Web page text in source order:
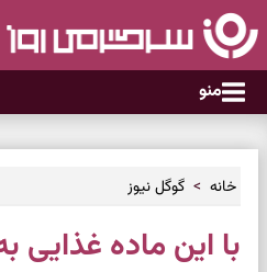
منو
خانه گوگل نیوز
با این ماده